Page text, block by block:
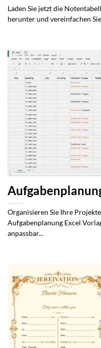
Laden Sie jetzt die
herunter und vereinfachen
Organisieren Sie Ihre
Aufgabenplanung Excel
anpassbar...